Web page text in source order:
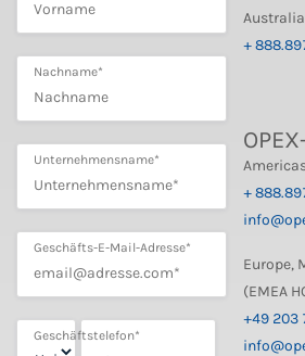
Nachname*
Unternehmensname*
Geschäfts-E-Mail-Adresse*
Geschäftstelefon*
Australia
+
+
Europe,
(EMEA
+49 203